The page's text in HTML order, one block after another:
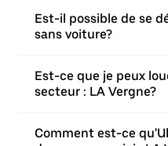
Est-il possible de se
sans voiture?
Est-ce que je peux
secteur : LA Vergne?
Comment est-ce